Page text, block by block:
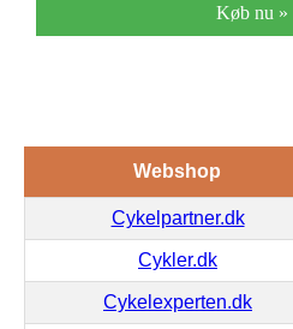
Køb nu »
Webshop
Cykelpartner.dk
Cykler.dk
Cykelexperten.dk